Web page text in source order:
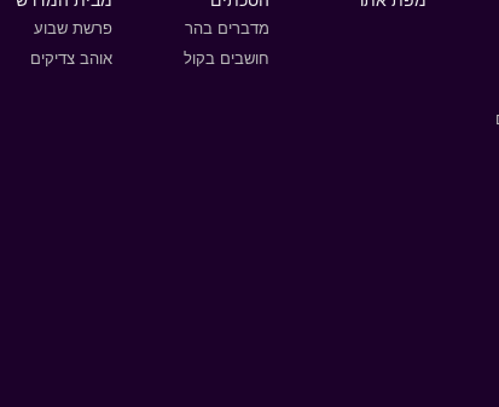
מדברים בהר
חושבים בקול
פרשת שבוע
אוהב צדיקים